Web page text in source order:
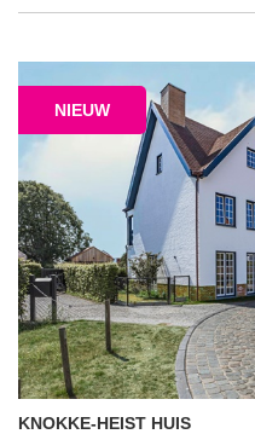
NIEUW
KNOKKE-HEIST HUIS